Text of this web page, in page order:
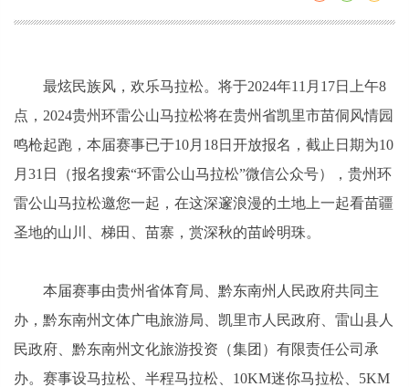
最炫民族风，欢乐马拉松。将于2024年11月17日上午8
点，2024贵州环雷公山马拉松将在贵州省凯里市苗侗风情园
鸣枪起跑，本届赛事已于10月18日开放报名，截止日期为10
月31日（报名搜索“环雷公山马拉松”微信公众号），贵州环
雷公山马拉松邀您一起，在这深邃浪漫的土地上一起看苗疆
圣地的山川、梯田、苗寨，赏深秋的苗岭明珠。
本届赛事由贵州省体育局、黔东南州人民政府共同主
办，黔东南州文体广电旅游局、凯里市人民政府、雷山县人
民政府、黔东南州文化旅游投资（集团）有限责任公司承
办。赛事设马拉松、半程马拉松、10KM迷你马拉松、5KM